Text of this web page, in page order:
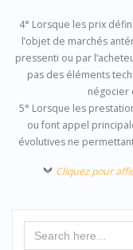
4° Lorsque les prix
l’objet de marchés
pressenti ou par
pas des éléments
négocier
5° Lorsque les
ou font appel
évolutives ne
Cliquez pour